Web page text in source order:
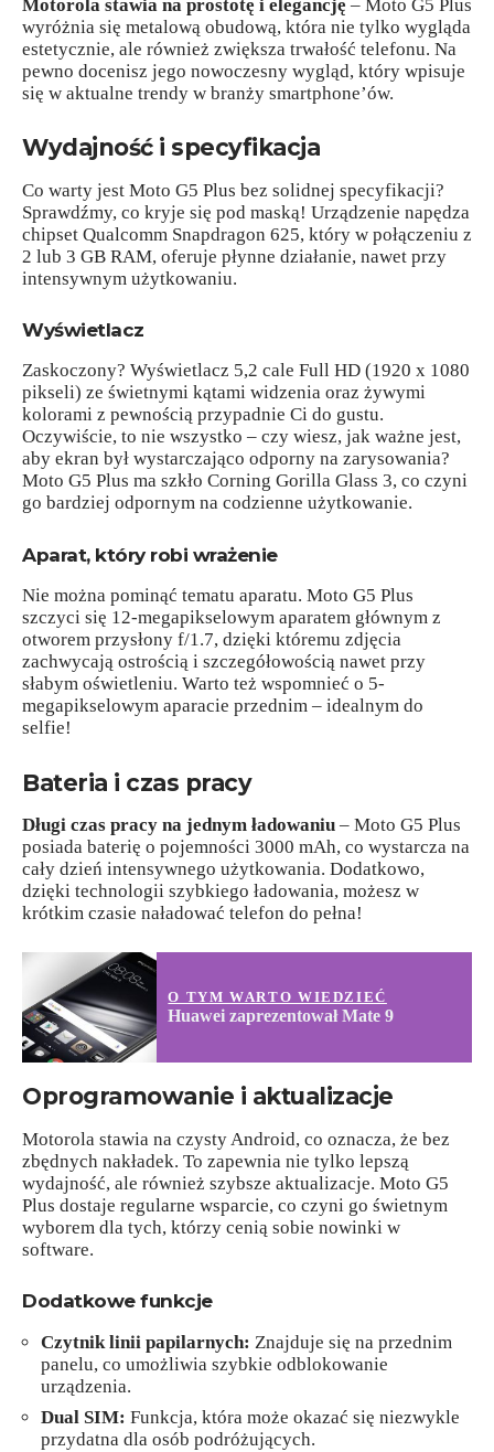
Motorola stawia na prostotę i elegancję – Moto G5 Plus
wyróżnia się metalową obudową, która nie tylko wygląda
estetycznie, ale również zwiększa trwałość telefonu. Na
pewno docenisz jego nowoczesny wygląd, który wpisuje
się w aktualne trendy w branży smartphone’ów.
Wydajność i specyfikacja
Co warty jest Moto G5 Plus bez solidnej specyfikacji?
Sprawdźmy, co kryje się pod maską! Urządzenie napędza
chipset Qualcomm Snapdragon 625, który w połączeniu z
2 lub 3 GB RAM, oferuje płynne działanie, nawet przy
intensywnym użytkowaniu.
Wyświetlacz
Zaskoczony? Wyświetlacz 5,2 cale Full HD (1920 x 1080
pikseli) ze świetnymi kątami widzenia oraz żywymi
kolorami z pewnością przypadnie Ci do gustu.
Oczywiście, to nie wszystko – czy wiesz, jak ważne jest,
aby ekran był wystarczająco odporny na zarysowania?
Moto G5 Plus ma szkło Corning Gorilla Glass 3, co czyni
go bardziej odpornym na codzienne użytkowanie.
Aparat, który robi wrażenie
Nie można pominąć tematu aparatu. Moto G5 Plus
szczyci się 12-megapikselowym aparatem głównym z
otworem przysłony f/1.7, dzięki któremu zdjęcia
zachwycają ostrością i szczegółowością nawet przy
słabym oświetleniu. Warto też wspomnieć o 5-
megapikselowym aparacie przednim – idealnym do
selfie!
Bateria i czas pracy
Długi czas pracy na jednym ładowaniu – Moto G5 Plus
posiada baterię o pojemności 3000 mAh, co wystarcza na
cały dzień intensywnego użytkowania. Dodatkowo,
dzięki technologii szybkiego ładowania, możesz w
krótkim czasie naładować telefon do pełna!
O TYM WARTO WIEDZIEĆ
Huawei zaprezentował Mate 9
Oprogramowanie i aktualizacje
Motorola stawia na czysty Android, co oznacza, że bez
zbędnych nakładek. To zapewnia nie tylko lepszą
wydajność, ale również szybsze aktualizacje. Moto G5
Plus dostaje regularne wsparcie, co czyni go świetnym
wyborem dla tych, którzy cenią sobie nowinki w
software.
Dodatkowe funkcje
Czytnik linii papilarnych: Znajduje się na przednim
panelu, co umożliwia szybkie odblokowanie
urządzenia.
Dual SIM: Funkcja, która może okazać się niezwykle
przydatna dla osób podróżujących.